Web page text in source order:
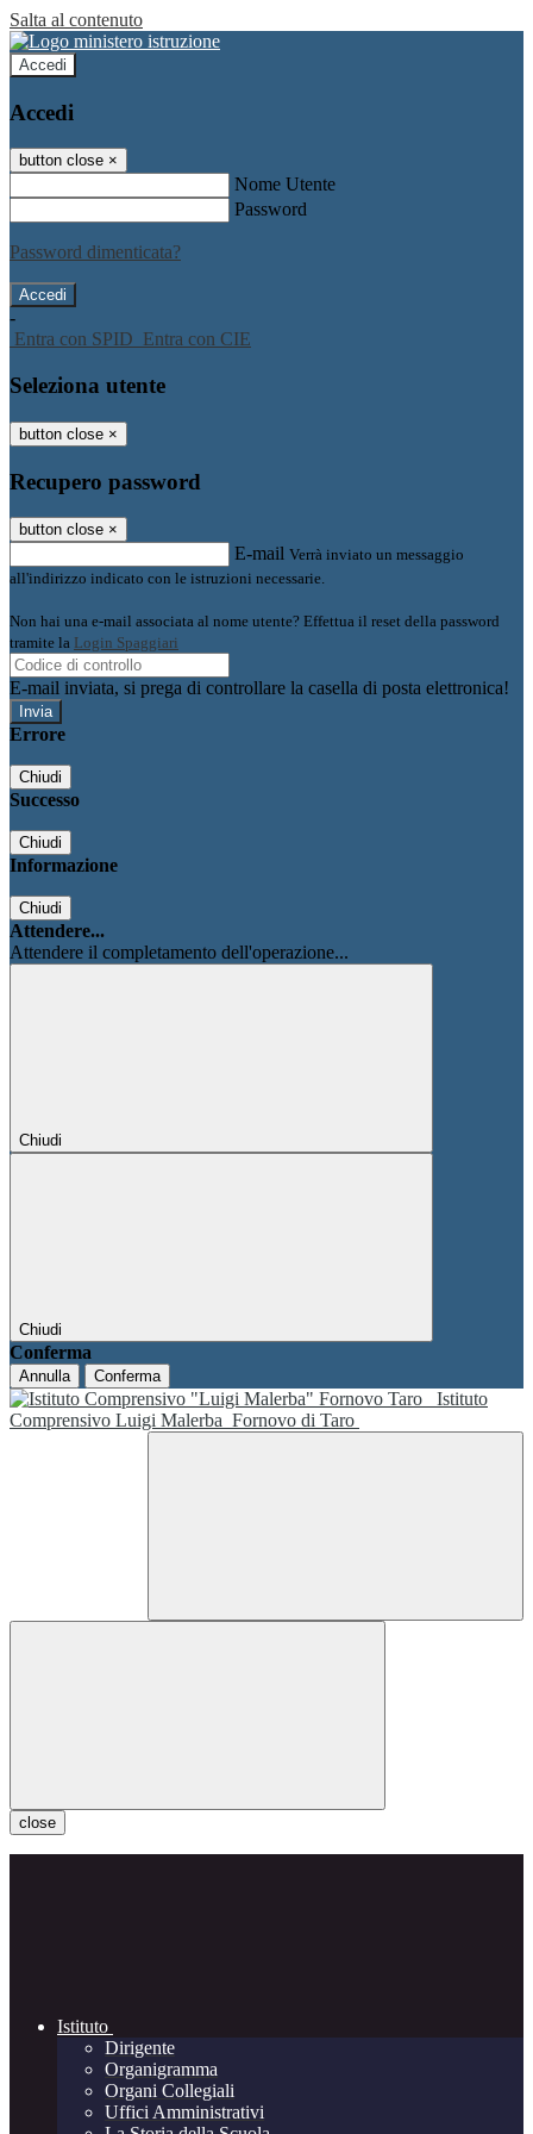
Salta al contenuto
Accedi
Accedi
button close ×
Nome Utente
Password
Password dimenticata?
-
Entra con SPID Entra con CIE
Seleziona utente
button close ×
Recupero password
button close ×
E-mail Verrà inviato un messaggio
all'indirizzo indicato con le istruzioni necessarie.
Non hai una e-mail associata al nome utente? Effettua il reset della password
tramite la Login Spaggiari
E-mail inviata, si prega di controllare la casella di posta elettronica!
Errore
Chiudi
Successo
Chiudi
Informazione
Chiudi
Attendere...
Attendere il completamento dell'operazione...
Chiudi
Chiudi
Conferma
Annulla Conferma
Istituto
Comprensivo Luigi Malerba Fornovo di Taro
close
Istituto
Dirigente
Organigramma
Organi Collegiali
Uffici Amministrativi